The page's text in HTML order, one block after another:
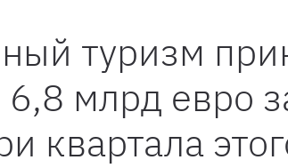
туризм
млрд евро
квартала